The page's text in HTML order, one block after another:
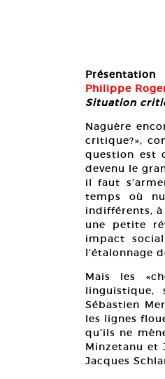
Présentation
Philippe
Situation
Naguère
critique?»,
question est
devenu le
il faut
temps où
indifférents,
une petite
impact
l’étalonnage
Mais les
linguistique,
Sébastien
les lignes
qu’ils ne
Minzetanu et
Jacques